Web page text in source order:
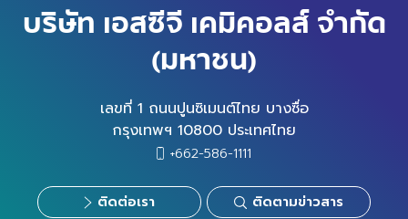
บริษัท เอสซีจี เคมิคอลส์ จำกัด
(มหาชน)
เลขที่ 1 ถนนปูนซิเมนต์ไทย บางซื่อ
กรุงเทพฯ 10800 ประเทศไทย
+662-586-1111
ติดต่อเรา ติดตามข่าวสาร